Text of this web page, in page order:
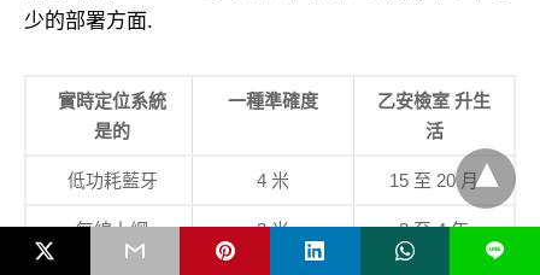
少的部署方面.
實時定位系統
是的
一種準確度 乙安檢室 升生
活
低功耗藍牙 4 米 15 至 20 月
無線上網 3 米 3 至 4 年
升